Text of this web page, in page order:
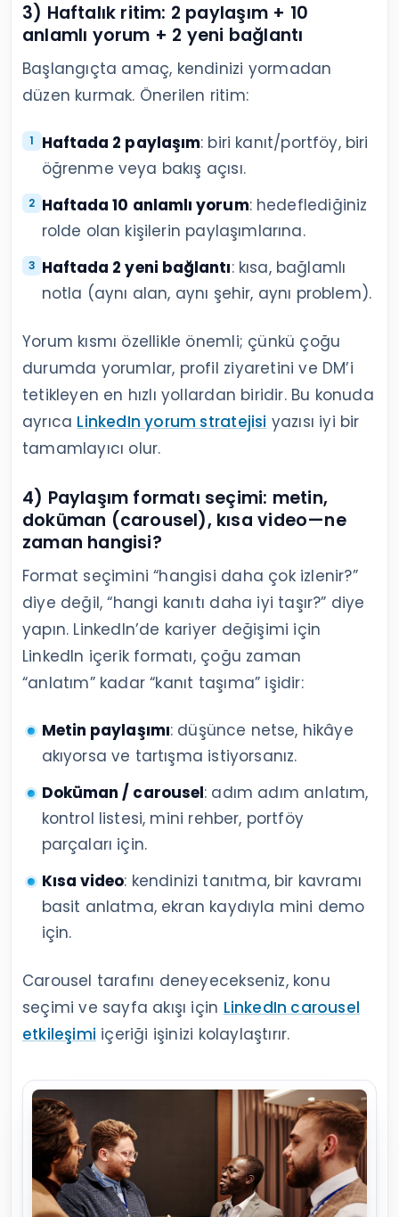
3) Haftalık ritim: 2 paylaşım + 10
anlamlı yorum + 2 yeni bağlantı
Başlangıçta amaç, kendinizi yormadan
düzen kurmak. Önerilen ritim:
Haftada 2 paylaşım: biri kanıt/portföy, biri
öğrenme veya bakış açısı.
Haftada 10 anlamlı yorum: hedeflediğiniz
rolde olan kişilerin paylaşımlarına.
Haftada 2 yeni bağlantı: kısa, bağlamlı
notla (aynı alan, aynı şehir, aynı problem).
Yorum kısmı özellikle önemli; çünkü çoğu
durumda yorumlar, profil ziyaretini ve DM’i
tetikleyen en hızlı yollardan biridir. Bu konuda
ayrıca LinkedIn yorum stratejisi yazısı iyi bir
tamamlayıcı olur.
4) Paylaşım formatı seçimi: metin,
doküman (carousel), kısa video—ne
zaman hangisi?
Format seçimini “hangisi daha çok izlenir?”
diye değil, “hangi kanıtı daha iyi taşır?” diye
yapın. LinkedIn’de kariyer değişimi için
LinkedIn içerik formatı, çoğu zaman
“anlatım” kadar “kanıt taşıma” işidir:
Metin paylaşımı: düşünce netse, hikâye
akıyorsa ve tartışma istiyorsanız.
Doküman / carousel: adım adım anlatım,
kontrol listesi, mini rehber, portföy
parçaları için.
Kısa video: kendinizi tanıtma, bir kavramı
basit anlatma, ekran kaydıyla mini demo
için.
Carousel tarafını deneyecekseniz, konu
seçimi ve sayfa akışı için LinkedIn carousel
etkileşimi içeriği işinizi kolaylaştırır.